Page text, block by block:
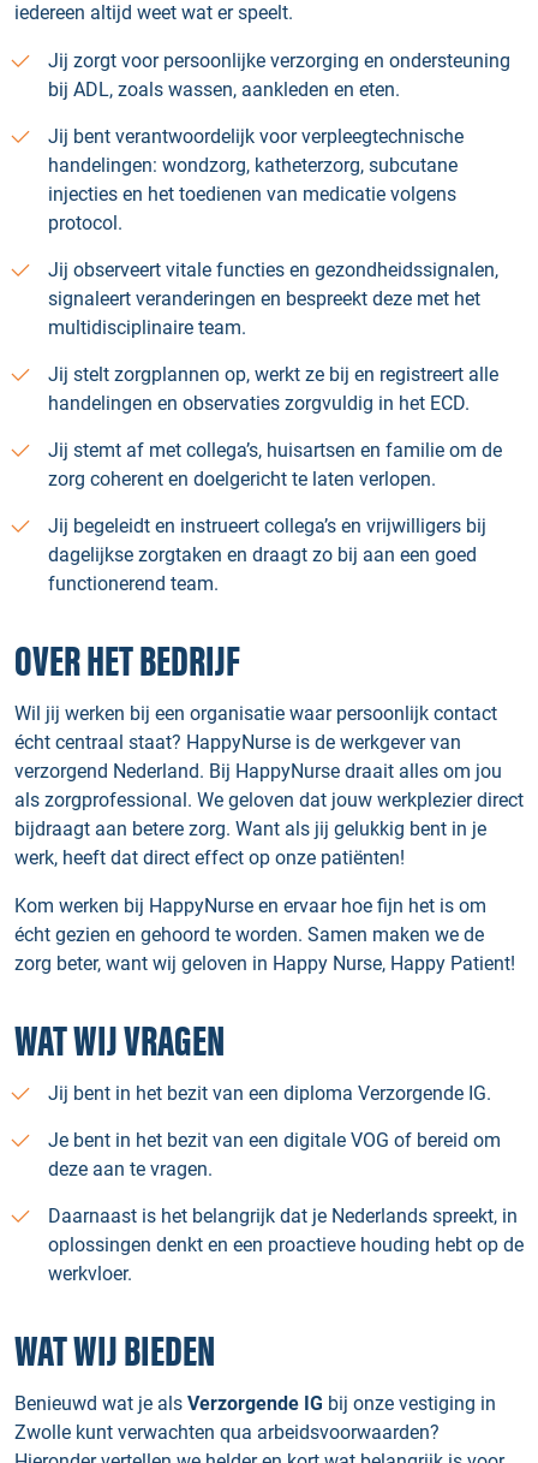
iedereen altijd weet wat er speelt.
Jij zorgt voor persoonlijke verzorging en ondersteuning
bij ADL, zoals wassen, aankleden en eten.
Jij bent verantwoordelijk voor verpleegtechnische
handelingen: wondzorg, katheterzorg, subcutane
injecties en het toedienen van medicatie volgens
protocol.
Jij observeert vitale functies en gezondheidssignalen,
signaleert veranderingen en bespreekt deze met het
multidisciplinaire team.
Jij stelt zorgplannen op, werkt ze bij en registreert alle
handelingen en observaties zorgvuldig in het ECD.
Jij stemt af met collega’s, huisartsen en familie om de
zorg coherent en doelgericht te laten verlopen.
Jij begeleidt en instrueert collega’s en vrijwilligers bij
dagelijkse zorgtaken en draagt zo bij aan een goed
functionerend team.
OVER HET BEDRIJF
Wil jij werken bij een organisatie waar persoonlijk contact
écht centraal staat? HappyNurse is de werkgever van
verzorgend Nederland. Bij HappyNurse draait alles om jou
als zorgprofessional. We geloven dat jouw werkplezier direct
bijdraagt aan betere zorg. Want als jij gelukkig bent in je
werk, heeft dat direct effect op onze patiënten!
Kom werken bij HappyNurse en ervaar hoe fijn het is om
écht gezien en gehoord te worden. Samen maken we de
zorg beter, want wij geloven in Happy Nurse, Happy Patient!
WAT WIJ VRAGEN
Jij bent in het bezit van een diploma Verzorgende IG.
Je bent in het bezit van een digitale VOG of bereid om
deze aan te vragen.
Daarnaast is het belangrijk dat je Nederlands spreekt, in
oplossingen denkt en een proactieve houding hebt op de
werkvloer.
WAT WIJ BIEDEN
Benieuwd wat je als Verzorgende IG bij onze vestiging in
Zwolle kunt verwachten qua arbeidsvoorwaarden?